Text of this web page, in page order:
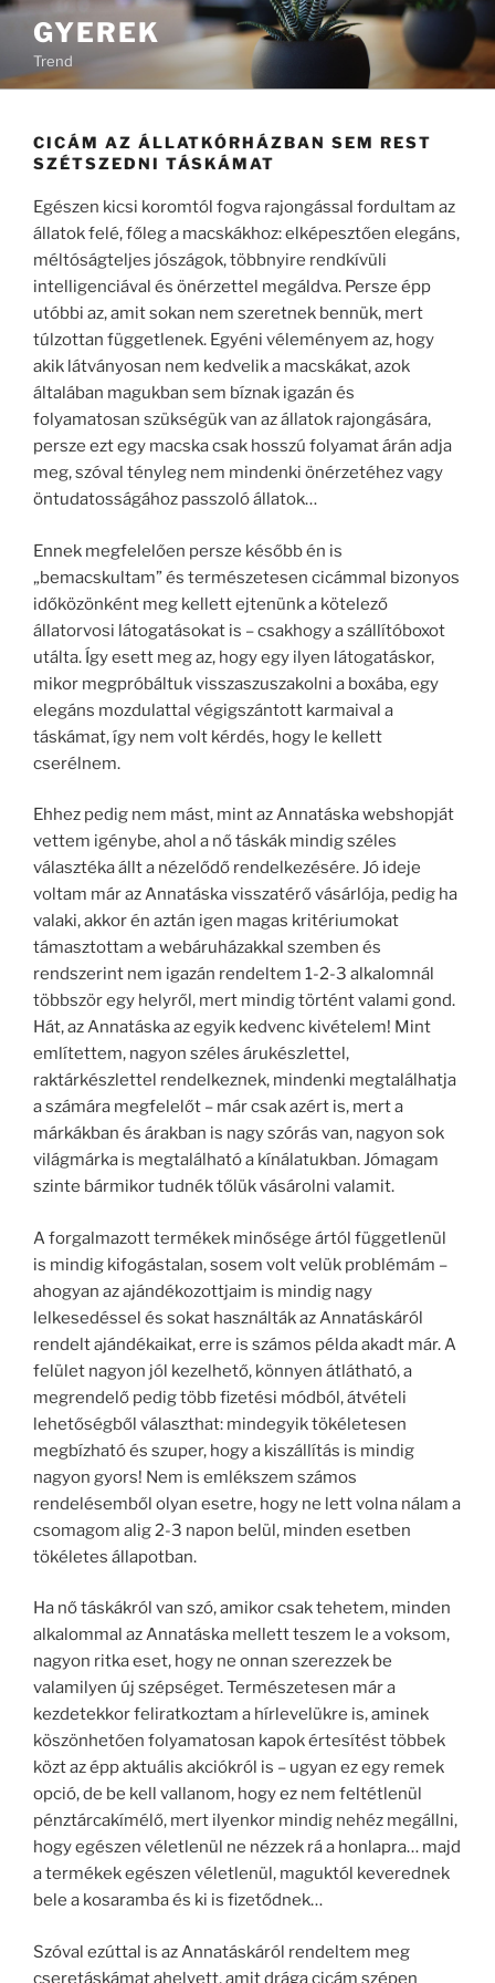
Tartalomhoz
GYEREK
Trend
CICÁM AZ ÁLLATKÓRHÁZBAN SEM REST
SZÉTSZEDNI TÁSKÁMAT
Egészen kicsi koromtól fogva rajongással fordultam az
állatok felé, főleg a macskákhoz: elképesztően elegáns,
méltóságteljes jószágok, többnyire rendkívüli
intelligenciával és önérzettel megáldva. Persze épp
utóbbi az, amit sokan nem szeretnek bennük, mert
túlzottan függetlenek. Egyéni véleményem az, hogy
akik látványosan nem kedvelik a macskákat, azok
általában magukban sem bíznak igazán és
folyamatosan szükségük van az állatok rajongására,
persze ezt egy macska csak hosszú folyamat árán adja
meg, szóval tényleg nem mindenki önérzetéhez vagy
öntudatosságához passzoló állatok…
Ennek megfelelően persze később én is
„bemacskultam” és természetesen cicámmal bizonyos
időközönként meg kellett ejtenünk a kötelező
állatorvosi látogatásokat is – csakhogy a szállítóboxot
utálta. Így esett meg az, hogy egy ilyen látogatáskor,
mikor megpróbáltuk visszaszuszakolni a boxába, egy
elegáns mozdulattal végigszántott karmaival a
táskámat, így nem volt kérdés, hogy le kellett
cserélnem.
Ehhez pedig nem mást, mint az Annatáska webshopját
vettem igénybe, ahol a nő táskák mindig széles
választéka állt a nézelődő rendelkezésére. Jó ideje
voltam már az Annatáska visszatérő vásárlója, pedig ha
valaki, akkor én aztán igen magas kritériumokat
támasztottam a webáruházakkal szemben és
rendszerint nem igazán rendeltem 1-2-3 alkalomnál
többször egy helyről, mert mindig történt valami gond.
Hát, az Annatáska az egyik kedvenc kivételem! Mint
említettem, nagyon széles árukészlettel,
raktárkészlettel rendelkeznek, mindenki megtalálhatja
a számára megfelelőt – már csak azért is, mert a
márkákban és árakban is nagy szórás van, nagyon sok
világmárka is megtalálható a kínálatukban. Jómagam
szinte bármikor tudnék tőlük vásárolni valamit.
A forgalmazott termékek minősége ártól függetlenül
is mindig kifogástalan, sosem volt velük problémám –
ahogyan az ajándékozottjaim is mindig nagy
lelkesedéssel és sokat használták az Annatáskáról
rendelt ajándékaikat, erre is számos példa akadt már. A
felület nagyon jól kezelhető, könnyen átlátható, a
megrendelő pedig több fizetési módból, átvételi
lehetőségből választhat: mindegyik tökéletesen
megbízható és szuper, hogy a kiszállítás is mindig
nagyon gyors! Nem is emlékszem számos
rendelésemből olyan esetre, hogy ne lett volna nálam a
csomagom alig 2-3 napon belül, minden esetben
tökéletes állapotban.
Ha nő táskákról van szó, amikor csak tehetem, minden
alkalommal az Annatáska mellett teszem le a voksom,
nagyon ritka eset, hogy ne onnan szerezzek be
valamilyen új szépséget. Természetesen már a
kezdetekkor feliratkoztam a hírlevelükre is, aminek
köszönhetően folyamatosan kapok értesítést többek
közt az épp aktuális akciókról is – ugyan ez egy remek
opció, de be kell vallanom, hogy ez nem feltétlenül
pénztárcakímélő, mert ilyenkor mindig nehéz megállni,
hogy egészen véletlenül ne nézzek rá a honlapra… majd
a termékek egészen véletlenül, maguktól keverednek
bele a kosaramba és ki is fizetődnek…
Szóval ezúttal is az Annatáskáról rendeltem meg
cseretáskámat ahelyett, amit drága cicám szépen